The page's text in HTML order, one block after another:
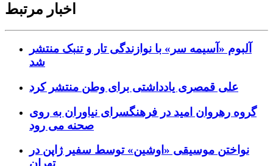
اخبار مرتبط
آلبوم «آسیمه سر» با نوازندگی تار و تنبک منتشر
شد
علی قمصری یادداشتی برای وطن منتشر کرد
گروه رهروان امید در فرهنگسرای نیاوران به روی
صحنه می رود
نواختن موسیقی «اوشین» توسط سفیر ژاپن در